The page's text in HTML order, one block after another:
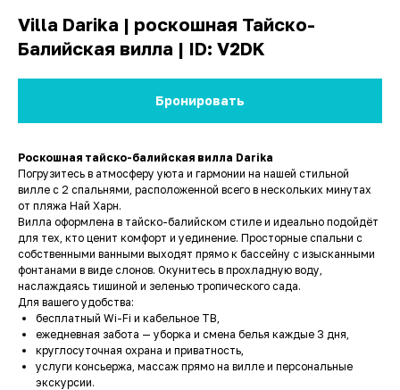
Villa Darika | роскошная Тайско-
Балийская вилла | ID: V2DK
Бронировать
Роскошная тайско-балийская вилла Darika
Погрузитесь в атмосферу уюта и гармонии на нашей стильной
вилле с 2 спальнями, расположенной всего в нескольких минутах
от пляжа Най Харн.
Вилла оформлена в тайско-балийском стиле и идеально подойдёт
для тех, кто ценит комфорт и уединение. Просторные спальни с
собственными ванными выходят прямо к бассейну с изысканными
фонтанами в виде слонов. Окунитесь в прохладную воду,
наслаждаясь тишиной и зеленью тропического сада.
Для вашего удобства:
бесплатный Wi-Fi и кабельное ТВ,
ежедневная забота — уборка и смена белья каждые 3 дня,
круглосуточная охрана и приватность,
услуги консьержа, массаж прямо на вилле и персональные
экскурсии.